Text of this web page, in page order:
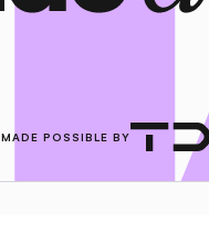
MADE POSSIBLE BY